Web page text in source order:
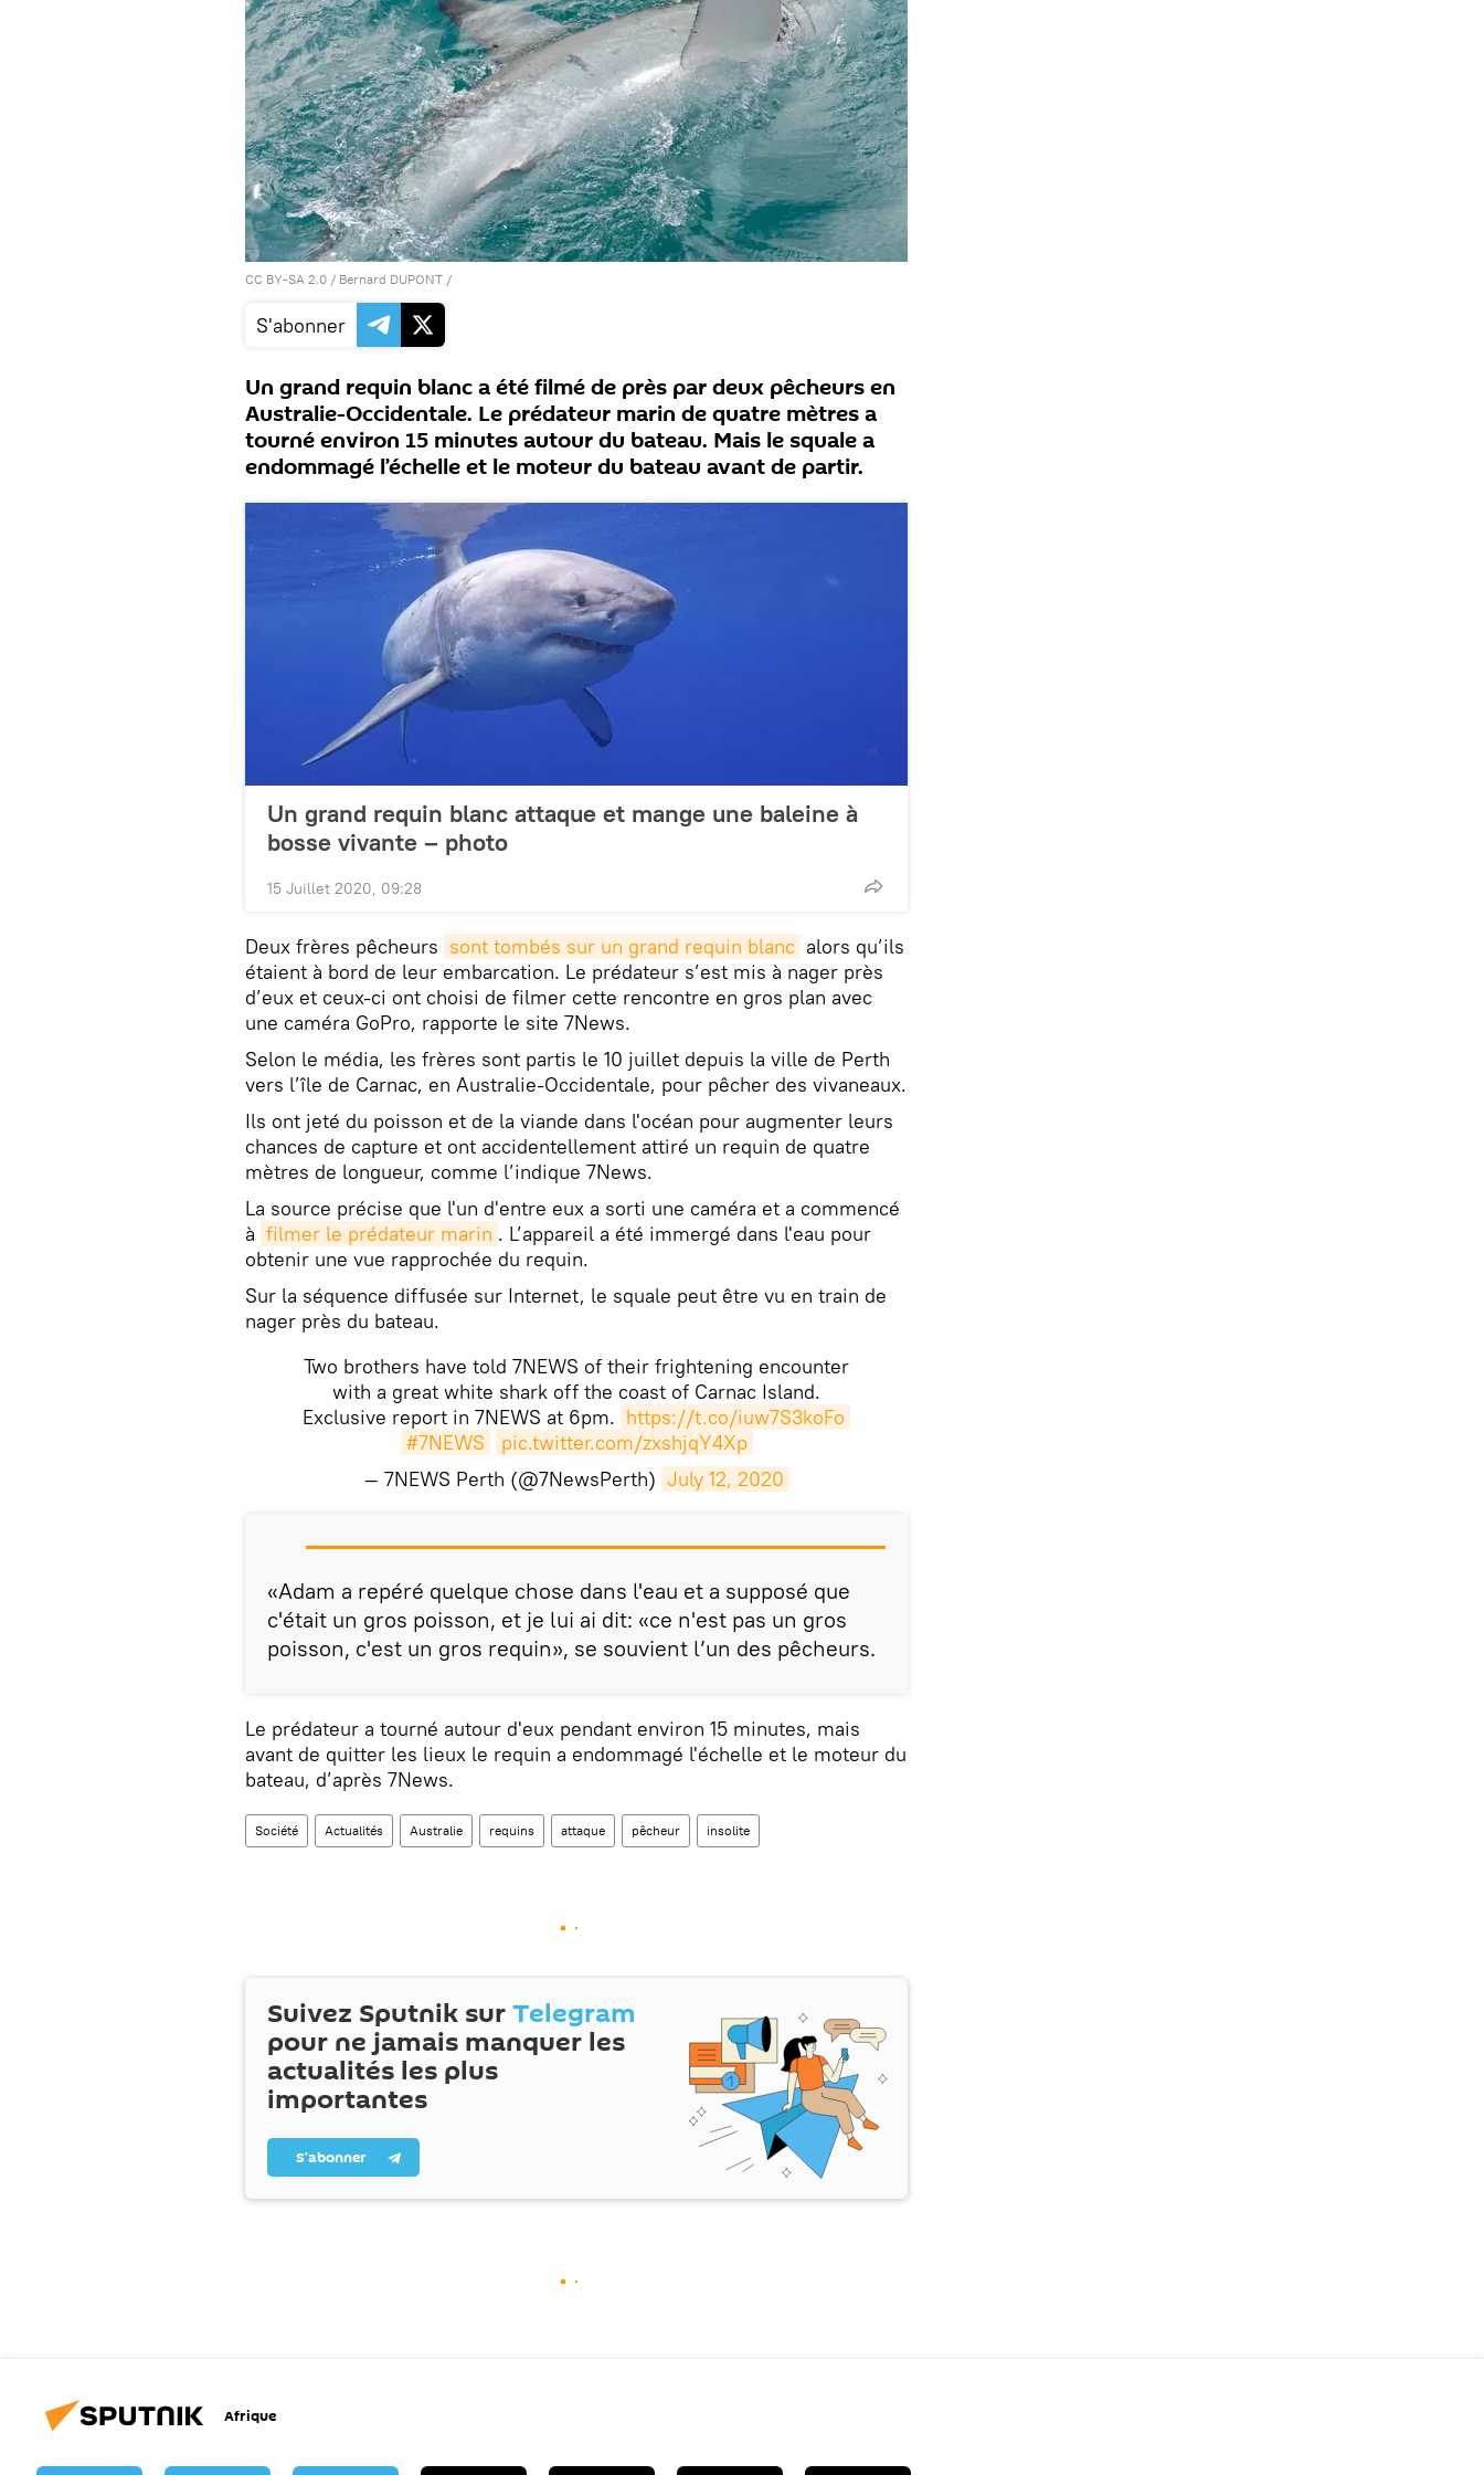
CC BY-SA 2.0 / Bernard DUPONT /
S'abonner
Un grand requin blanc a été filmé de près par deux pêcheurs en
Australie-Occidentale. Le prédateur marin de quatre mètres a
tourné environ 15 minutes autour du bateau. Mais le squale a
endommagé l’échelle et le moteur du bateau avant de partir.
Un grand requin blanc attaque et mange une baleine à
bosse vivante – photo
15 Juillet 2020, 09:28
Deux frères pêcheurs sont tombés sur un grand requin blanc alors qu’ils
étaient à bord de leur embarcation. Le prédateur s’est mis à nager près
d’eux et ceux-ci ont choisi de filmer cette rencontre en gros plan avec
une caméra GoPro, rapporte le site 7News.
Selon le média, les frères sont partis le 10 juillet depuis la ville de Perth
vers l’île de Carnac, en Australie-Occidentale, pour pêcher des vivaneaux.
Ils ont jeté du poisson et de la viande dans l'océan pour augmenter leurs
chances de capture et ont accidentellement attiré un requin de quatre
mètres de longueur, comme l’indique 7News.
La source précise que l'un d'entre eux a sorti une caméra et a commencé
à filmer le prédateur marin . L’appareil a été immergé dans l'eau pour
obtenir une vue rapprochée du requin.
Sur la séquence diffusée sur Internet, le squale peut être vu en train de
nager près du bateau.
Two brothers have told 7NEWS of their frightening encounter
with a great white shark off the coast of Carnac Island.
Exclusive report in 7NEWS at 6pm. https://t.co/iuw7S3koFo
#7NEWS
pic.twitter.com/zxshjqY4Xp
— 7NEWS Perth (@7NewsPerth) July 12, 2020
«Adam a repéré quelque chose dans l'eau et a supposé que
c'était un gros poisson, et je lui ai dit: «ce n'est pas un gros
poisson, c'est un gros requin», se souvient l’un des pêcheurs.
Le prédateur a tourné autour d'eux pendant environ 15 minutes, mais
avant de quitter les lieux le requin a endommagé l'échelle et le moteur du
bateau, d’après 7News.
Société Actualités Australie requins attaque pêcheur insolite
Suivez Sputnik surTelegram
pour ne jamais manquer les
actualités les plus
importantes
S’abonner
Afrique